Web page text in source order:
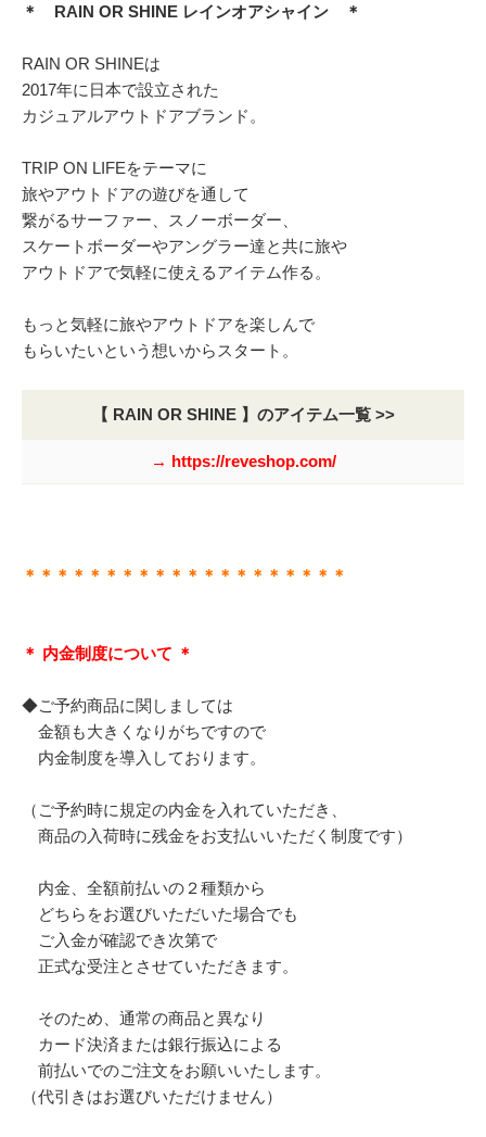
＊ RAIN OR SHINE レインオアシャイン ＊
RAIN OR SHINEは
2017年に日本で設立された
カジュアルアウトドアブランド。
TRIP ON LIFEをテーマに
旅やアウトドアの遊びを通して
繋がるサーファー、スノーボーダー、
スケートボーダーやアングラー達と共に旅や
アウトドアで気軽に使えるアイテム作る。
もっと気軽に旅やアウトドアを楽しんで
もらいたいという想いからスタート。
【 RAIN OR SHINE 】のアイテム一覧 >>
→ https://reveshop.com/
＊＊＊＊＊＊＊＊＊＊＊＊＊＊＊＊＊＊＊＊
＊ 内金制度について ＊
◆ご予約商品に関しましては
金額も大きくなりがちですので
内金制度を導入しております。
（ご予約時に規定の内金を入れていただき、
商品の入荷時に残金をお支払いいただく制度です）
内金、全額前払いの２種類から
どちらをお選びいただいた場合でも
ご入金が確認でき次第で
正式な受注とさせていただきます。
そのため、通常の商品と異なり
カード決済または銀行振込による
前払いでのご注文をお願いいたします。
（代引きはお選びいただけません）